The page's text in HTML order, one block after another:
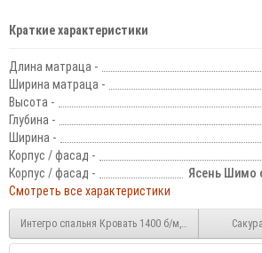
Краткие характеристики
Длина матраца -
Ширина матраца -
Высота -
Глубина -
Ширина -
Корпус / фасад -
Корпус / фасад -
Ясень Шимо
Смотреть все характеристики
Интегро спальня Кровать 1400 б/м, б/о